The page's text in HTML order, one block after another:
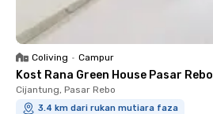
Coliving • Campur
Kost Rana Green House Pasar Rebo
Cijantung, Pasar Rebo
3.4 km dari rukan mutiara faza